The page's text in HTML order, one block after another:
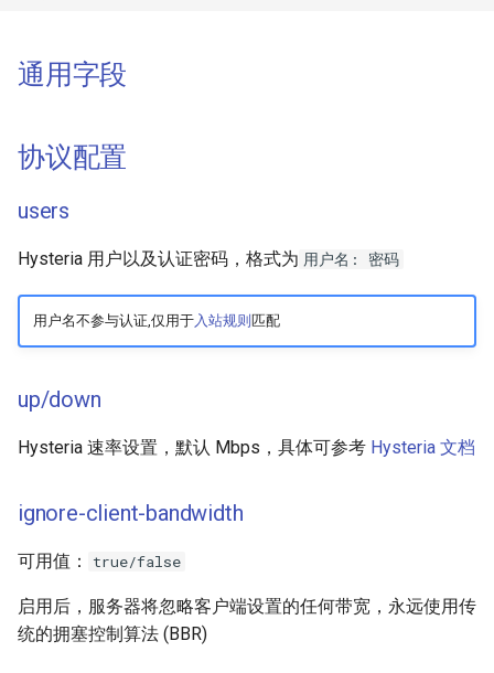
Tailscale
SSH
TrustTunnel
OpenVPN
通用字段
协议配置
users
Hysteria 用户以及认证密码，格式为 用户名: 密码
用户名不参与认证,仅用于入站规则 匹配
up/down
Hysteria 速率设置，默认 Mbps，具体可参考 Hysteria 文档
ignore-client-bandwidth
可用值： true/false
启用后，服务器将忽略客户端设置的任何带宽，永远使用传
统的拥塞控制算法 (BBR)